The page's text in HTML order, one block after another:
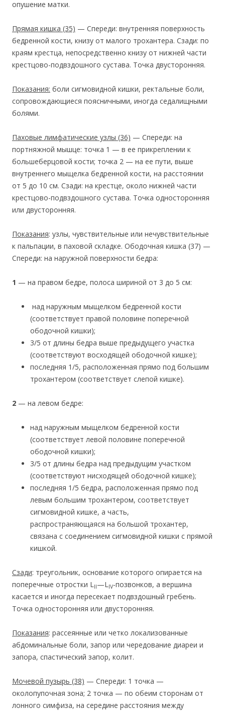
опушение матки.
Прямая кишка (35) — Спереди: внутренняя поверхность
бедренной кости, книзу от малого трохантера. Сзади: по
краям крестца, непосредственно книзу от нижней части
крестцово-подвздошного сустава. Точка двусторонняя.
Показания: боли сигмовидной кишки, ректальные боли,
сопровождающиеся поясничными, иногда седалищными
болями.
Паховые лимфатические узлы (36) — Спереди: на
портняжной мышце: точка 1 — в ее прикреплении к
большеберцовой кости; точка 2 — на ее пути, выше
внутреннего мыщелка бедренной кости, на расстоянии
от 5 до 10 см. Сзади: на крестце, около нижней части
крестцово-подвздошного сустава. Точка односторонняя
или двусторонняя.
Показания: узлы, чувствительные или нечувствительные
к пальпации, в паховой складке. Ободочная кишка (37) —
Спереди: на наружной поверхности бедра:
1 — на правом бедре, полоса шириной от 3 до 5 см:
над наружным мыщелком бедренной кости
(соответствует правой половине поперечной
ободочной кишки);
3/5 от длины бедра выше предыдущего участка
(соответствуют восходящей ободочной кишке);
последняя 1/5, расположенная прямо под большим
трохантером (соответствует слепой кишке).
2 — на левом бедре:
над наружным мыщелком бедренной кости
(соответствует левой половине поперечной
ободочной кишки);
3/5 от длины бедра над предыдущим участком
(соответствуют нисходящей ободочной кишке);
последняя 1/5 бедра, расположенная прямо под
левым большим трохантером, соответствует
сигмовидной кишке, а часть,
распространяющаяся на большой трохантер,
связана с соединением сигмовидной кишки с прямой
кишкой.
Сзади: треугольник, основание которого опирается на
поперечные отростки LII—LIV-позвонков, а вершина
касается и иногда пересекает подвздошный гребень.
Точка односторонняя или двусторонняя.
Показания: рассеянные или четко локализованные
абдоминальные боли, запор или чередование диареи и
запора, спастический запор, колит.
Мочевой пузырь (38) — Спереди: 1 точка —
околопупочная зона; 2 точка — по обеим сторонам от
лонного симфиза, на середине расстояния между